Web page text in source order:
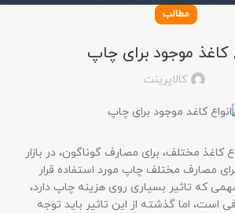
مطالب
کاغذ موجود برای چاپ
کالاپرینت
بیش از ۳۰۰۰ نوع کاغذ مختلف، برای مصارف گوناگون، در بازار
مصارف مختلف چاپ مورد استفاده قرار
که تاثیر بسیاری روی هزینه چاپ دارد،
است، اما گذشته از این تاثیر باید توجه